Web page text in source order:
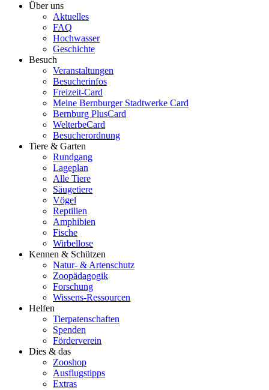
Über uns
Aktuelles
FAQ
Hochwasser
Geschichte
Besuch
Veranstaltungen
Besucherinfos
Freizeit-Card
Meine Bernburger Stadtwerke Card
Bernburg PlusCard
WelterbeCard
Besucherordnung
Tiere & Garten
Rundgang
Lageplan
Alle Tiere
Säugetiere
Vögel
Reptilien
Amphibien
Fische
Wirbellose
Kennen & Schützen
Natur- & Artenschutz
Zoopädagogik
Forschung
Wissens-Ressourcen
Helfen
Tierpatenschaften
Spenden
Förderverein
Dies & das
Zooshop
Ausflugstipps
Extras